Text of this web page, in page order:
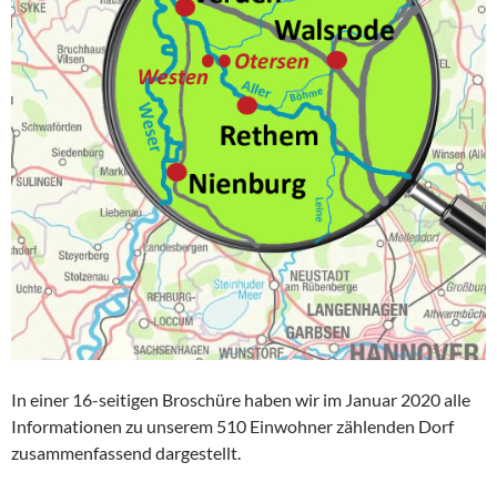
In einer 16-seitigen Broschüre haben wir im Januar 2020 alle
Informationen zu unserem 510 Einwohner zählenden Dorf
zusammenfassend dargestellt.